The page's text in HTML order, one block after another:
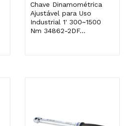
Chave Dinamométrica
Ajustável para Uso
Industrial 1' 300~1500
Nm 34862-2DF...